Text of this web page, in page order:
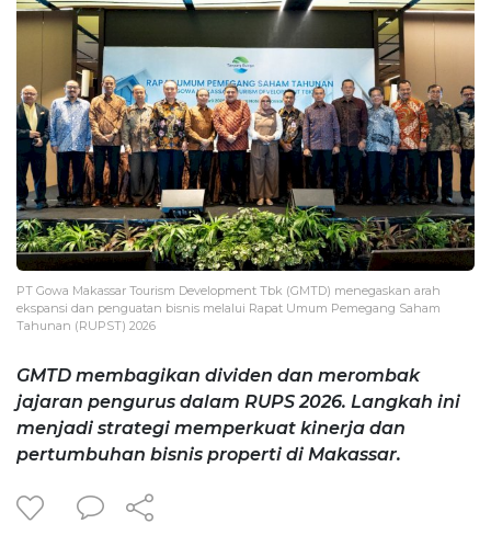
PT Gowa Makassar Tourism Development Tbk (GMTD) menegaskan arah
ekspansi dan penguatan bisnis melalui Rapat Umum Pemegang Saham
Tahunan (RUPST) 2026
GMTD membagikan dividen dan merombak
jajaran pengurus dalam RUPS 2026. Langkah ini
menjadi strategi memperkuat kinerja dan
pertumbuhan bisnis properti di Makassar.